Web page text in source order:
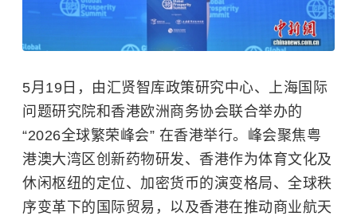
5月19日，由汇贤智库政策研究中心、上海国际
问题研究院和香港欧洲商务协会联合举办的
“2026全球繁荣峰会” 在香港举行。峰会聚焦粤
港澳大湾区创新药物研发、香港作为体育文化及
休闲枢纽的定位、加密货币的演变格局、全球秩
序变革下的国际贸易，以及香港在推动商业航天